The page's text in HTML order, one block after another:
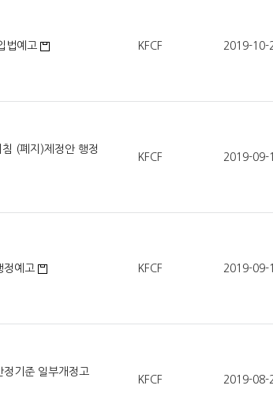
법예고 KFCF 2019-10-
(폐지)제정안 행정
KFCF 2019-09-
정예고 KFCF 2019-09-
정기준 일부개정고
KFCF 2019-08-